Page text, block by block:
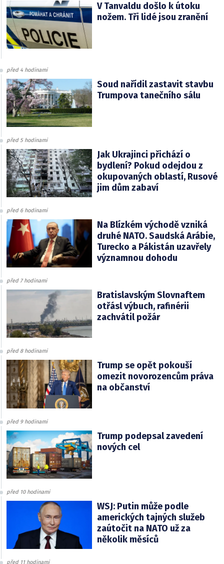
V Tanvaldu došlo k útoku
nožem. Tři lidé jsou zranění
před 4 hodinami
Soud nařídil zastavit stavbu
Trumpova tanečního sálu
před 5 hodinami
Jak Ukrajinci přichází o
bydlení? Pokud odejdou z
okupovaných oblastí, Rusové
jim dům zabaví
před 6 hodinami
Na Blízkém východě vzniká
druhé NATO. Saudská Arábie,
Turecko a Pákistán uzavřely
významnou dohodu
před 7 hodinami
Bratislavským Slovnaftem
otřásl výbuch, rafinérii
zachvátil požár
před 8 hodinami
Trump se opět pokouší
omezit novorozencům práva
na občanství
před 9 hodinami
Trump podepsal zavedení
nových cel
před 10 hodinami
WSJ: Putin může podle
amerických tajných služeb
zaútočit na NATO už za
několik měsíců
před 11 hodinami